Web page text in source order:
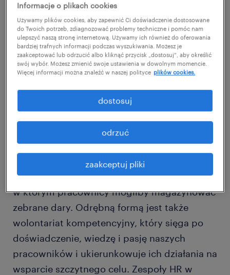
szeroko pojętej odpowiedzialności biznesu.
Pomaganie może przybierać różne formy, ale
przede wszystkim należy pamiętać o celu. Jak
go obrać? Dobrym pomysłem jest
propagowanie działań, które mają znaczenie
wyborze celu organizację ogranicza jedynie
wyobraźnia. Co ważne - nie zawsze tego typu
pomoc ze strony firmy musi polegać jedynie
na finansowej dotacji. W zależności od
potrzeb, dany przedsiębiorca może, np.
udostępnić pomieszczenie w siedzibie firmy,
w którym pracownicy mogliby magazynować
zebrane dary. Odrębną formą jest także
wolontariat kompetencyjny, który sięga po
doświadczenie, wiedzę i pasję naszych
pracowników i ukierunkowuje ich działania na
wsparcie szczytnego celu. Zespoły HR w
Informacje o plikach cookies
Używamy plików cookies, aby zapewnić Ci doświadczenie dostosowane
do Twoich potrzeb, zdiagnozować problemy techniczne i pomóc nam
ulepszyć naszą stronę internetową. Używamy ich również do oferowania
bardziej trafnych informacji podczas wyszukiwania. Możesz je
zaakceptować lub odrzucić albo kliknąć przycisk „dostosuj”, aby określić
swój wybór. Możesz zmienić swoje ustawienia w dowolnym momencie.
Więcej informacji można znaleźć w naszej polityce plików cookies.
zaakceptuj pliki
odrzuć
dostosuj